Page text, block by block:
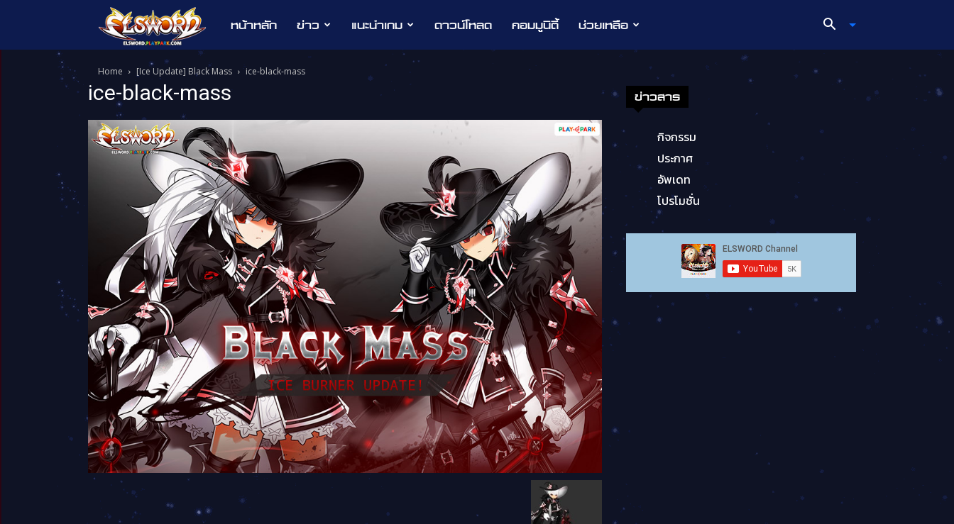
Elsword
หน้าหลัก ข่าว แนะนำเกม ดาวน์โหลด คอมมูนิตี้ ช่วยเหลือ
Home [Ice Update] Black Mass ice-black-mass
ice-black-mass ข่าวสาร
กิจกรรม
ประกาศ
อัพเดท
โปรโมชั่น